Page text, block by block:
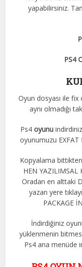
yapabilirsiniz.
PS4
Oyun dosyası ile fix
aynı olmadığı
Ps4 oyunu
oyunumuzu EXFAT
Kopyalama
HEN YAZILIMSAL
Oradan en alttaki
yazan yere
PACKAGE
İndirdiğiniz
yüklenmenin
Ps4 ana menüde